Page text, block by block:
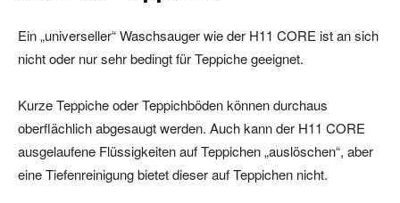
Ein „universeller“ Waschsauger wie der H11 CORE ist an sich
nicht oder nur sehr bedingt für Teppiche geeignet.
Kurze Teppiche oder Teppichböden können durchaus
oberflächlich abgesaugt werden. Auch kann der H11 CORE
ausgelaufene Flüssigkeiten auf Teppichen „auslöschen“, aber
eine Tiefenreinigung bietet dieser auf Teppichen nicht.